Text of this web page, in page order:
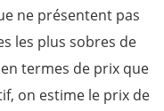
ne présentent pas
les plus sobres de
termes de prix que
on estime le prix de